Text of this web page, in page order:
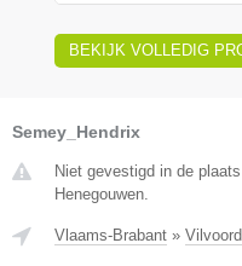
BEKIJK VOLLEDIG
Semey_Hendrix
Niet gevestigd in de
Henegouwen.
Vlaams-Brabant »